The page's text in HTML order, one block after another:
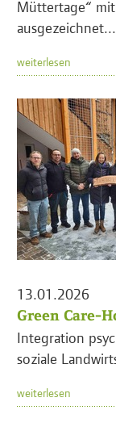
Müttertage“
weiterlesen
13.01.2026
Green Care-
Integration
soziale
weiterlesen